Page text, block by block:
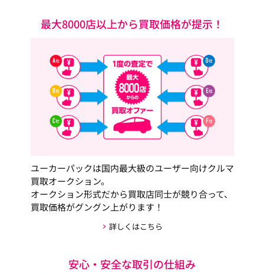
最大8000店以上から買取価格が提示！
ユーカーパックは国内最大級のユーザー向けクルマ
買取オークション。
オークション形式だから買取店同士が競り合って、
買取価格がグングン上がります！
詳しくはこちら
安心・安全な取引の仕組み